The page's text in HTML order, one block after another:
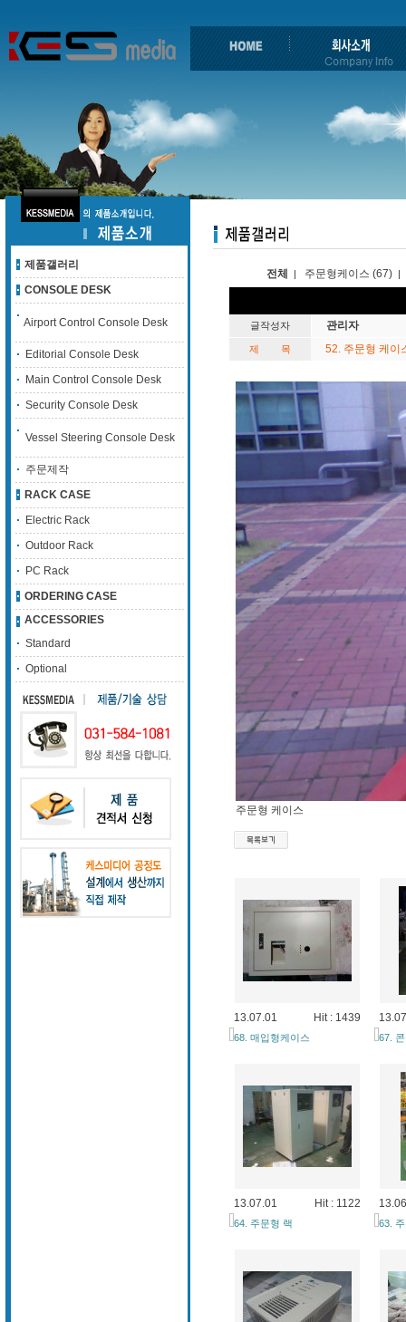
제품갤러리
CONSOLE DESK
Airport Control Console Desk
Editorial Console Desk
Main Control Console Desk
Security Console Desk
Vessel Steering Console Desk
주문제작
RACK CASE
Electric Rack
Outdoor Rack
PC Rack
ORDERING CASE
ACCESSORIES
Standard
Optional
전체 | 주문형케이스 (67)|
글작성자 관리자
제 목 52. 주문형 케이
주문형 케이스
13.07.01 Hit : 1439
68. 매입형케이스 67.
13.07.01 Hit : 1122
64. 주문형 랙 63.